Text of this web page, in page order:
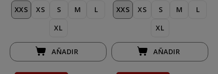
XXS XS S M
L
XL
AÑADIR
XXS XS S M
L
XL
AÑADIR